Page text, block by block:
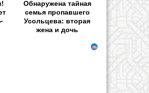
Обнаружена тайная
семья пропавшего
Усольцева: вторая
жена и дочь